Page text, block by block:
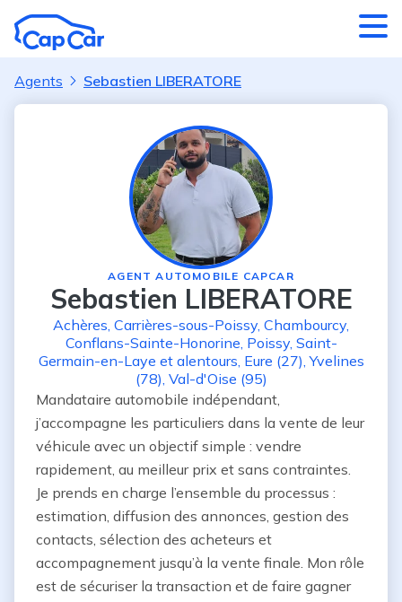
Agents Sebastien LIBERATORE
AGENT AUTOMOBILE CAPCAR
Sebastien LIBERATORE
Achères, Carrières-sous-Poissy, Chambourcy,
Conflans-Sainte-Honorine, Poissy, Saint-
Germain-en-Laye et alentours, Eure (27),Yvelines
(78), Val-d'Oise (95)
Mandataire automobile indépendant,
j’accompagne les particuliers dans la vente de leur
véhicule avec un objectif simple : vendre
rapidement, au meilleur prix et sans contraintes.
Je prends en charge l’ensemble du processus :
estimation, diffusion des annonces, gestion des
contacts, sélection des acheteurs et
accompagnement jusqu’à la vente finale. Mon rôle
est de sécuriser la transaction et de faire gagner